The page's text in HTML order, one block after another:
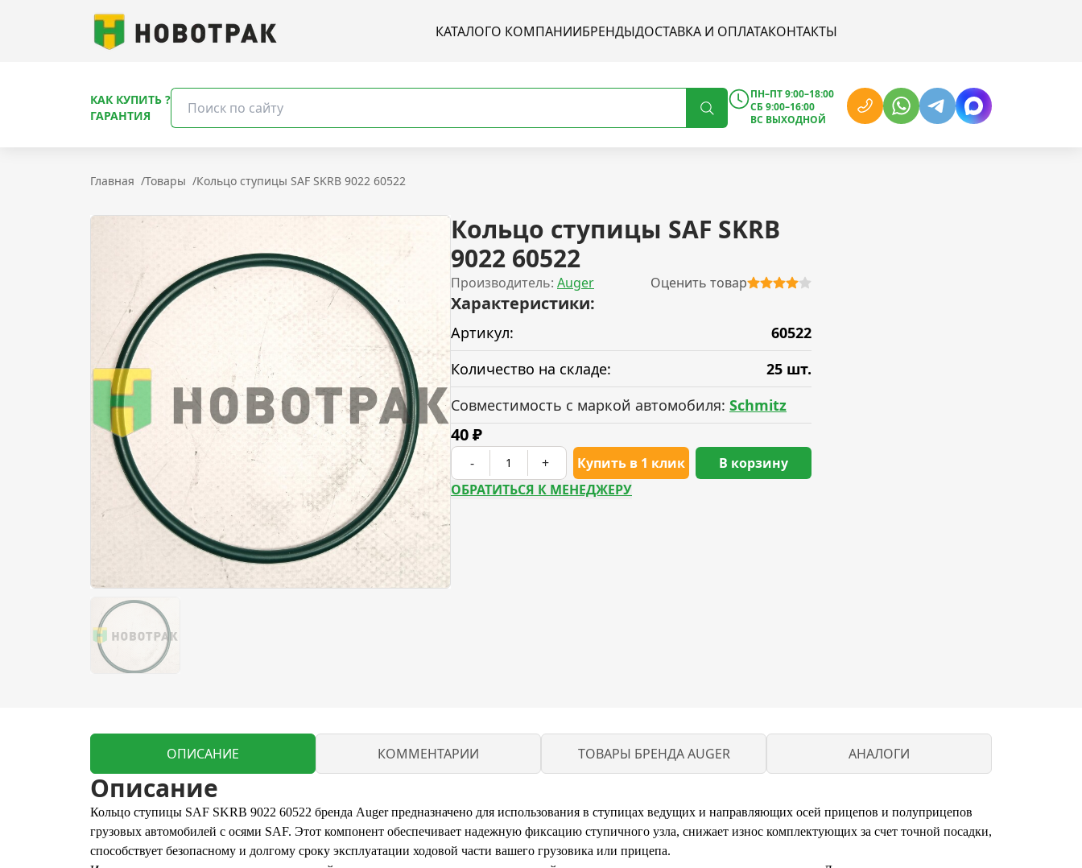
КАТАЛОГО КОМПАНИИБРЕНДЫДОСТАВКА И ОПЛАТАКОНТАКТЫ
КАК КУПИТЬ ?
ГАРАНТИЯ
ПН–ПТ 9:00–18:00
СБ 9:00–16:00
ВС ВЫХОДНОЙ
Главная /Товары /Кольцо ступицы SAF SKRB 9022 60522
Кольцо ступицы SAF SKRB
9022 60522
Производитель: Auger Оценить товар
Характеристики:
Артикул:
60522
Количество на складе:
25 шт.
Совместимость с маркой автомобиля: Schmitz
40₽
- + Купить в 1 клик
В корзину
ОБРАТИТЬСЯ К МЕНЕДЖЕРУ
ОПИСАНИЕ КОММЕНТАРИИ ТОВАРЫ БРЕНДА AUGER АНАЛОГИ
Описание
Кольцо ступицы SAF SKRB 9022 60522 бренда Auger предназначено для использования в ступицах ведущих и направляющих осей прицепов и полуприцепов
грузовых автомобилей с осями SAF. Этот компонент обеспечивает надежную фиксацию ступичного узла, снижает износ комплектующих за счет точной посадки,
способствует безопасному и долгому сроку эксплуатации ходовой части вашего грузовика или прицепа.